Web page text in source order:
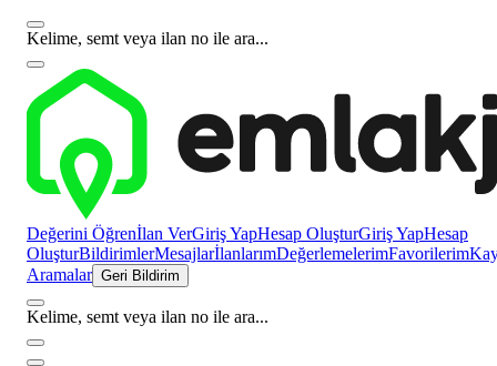
Kelime, semt veya ilan no ile ara...
Değerini Öğrenİlan VerGiriş YapHesap OluşturGiriş YapHesap
OluşturBildirimlerMesajlarİlanlarımDeğerlemelerimFavorilerim
Aramalar Geri Bildirim
Kelime, semt veya ilan no ile ara...